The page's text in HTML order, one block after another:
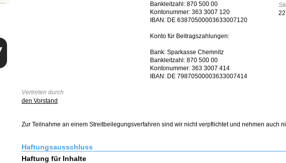
Bankleitzahl: 870 500 00
Kontonummer: 363 3007 120
IBAN: DE 63870500003633007120
Konto für Beitragszahlungen:
Bank: Sparkasse Chemnitz
Bankleitzahl: 870 500 00
Kontonummer: 363 3007 414
IBAN: DE 79870500003633007414
Vertreten durch
den Vorstand
Zur Teilnahme an einem Streitbeilegungsverfahren sind wir nicht verpflichtet und nehmen auch
Haftungsausschluss
Haftung für Inhalte